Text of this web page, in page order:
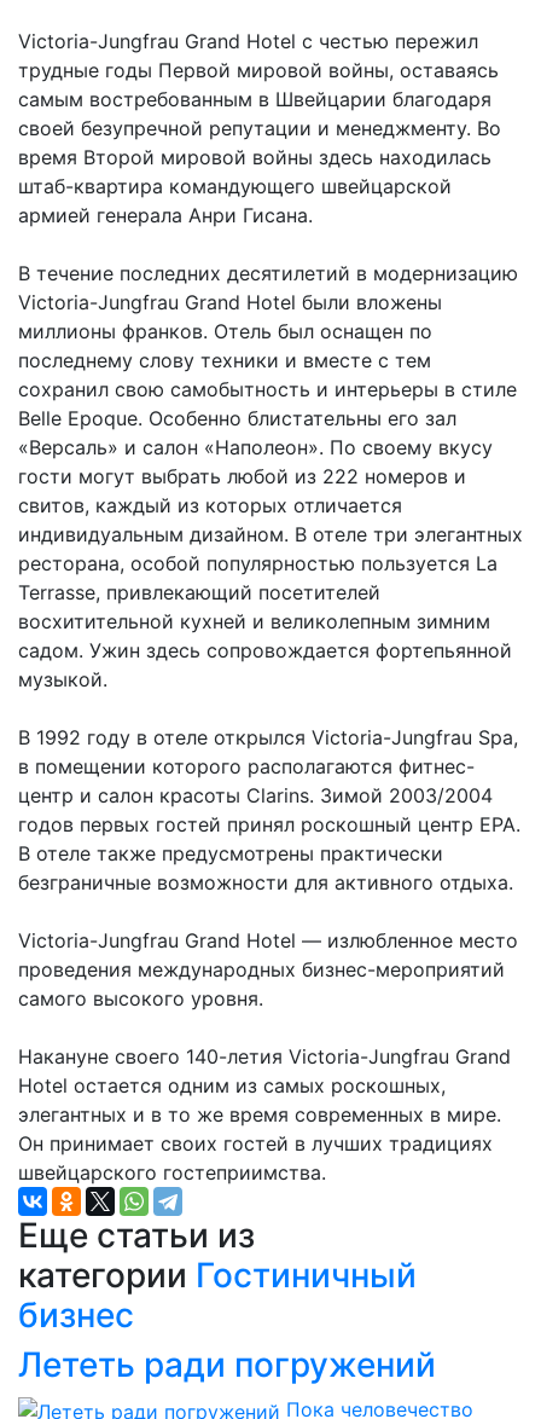
Victoria-Jungfrau Grand Hotel с честью пережил
трудные годы Первой мировой войны, оставаясь
самым востребованным в Швейцарии благодаря
своей безупречной репутации и менеджменту. Во
время Второй мировой войны здесь находилась
штаб-квартира командующего швейцарской
армией генерала Анри Гисана.
В течение последних десятилетий в модернизацию
Victoria-Jungfrau Grand Hotel были вложены
миллионы франков. Отель был оснащен по
последнему слову техники и вместе с тем
сохранил свою самобытность и интерьеры в стиле
Belle Epoque. Особенно блистательны его зал
«Версаль» и салон «Наполеон». По своему вкусу
гости могут выбрать любой из 222 номеров и
свитов, каждый из которых отличается
индивидуальным дизайном. В отеле три элегантных
ресторана, особой популярностью пользуется La
Terrasse, привлекающий посетителей
восхитительной кухней и великолепным зимним
садом. Ужин здесь сопровождается фортепьянной
музыкой.
В 1992 году в отеле открылся Victoria-Jungfrau Spa,
в помещении которого располагаются фитнес-
центр и салон красоты Clarins. Зимой 2003/2004
годов первых гостей принял роскошный центр EPA.
В отеле также предусмотрены практически
безграничные возможности для активного отдыха.
Victoria-Jungfrau Grand Hotel — излюбленное место
проведения международных бизнес-мероприятий
самого высокого уровня.
Накануне своего 140-летия Victoria-Jungfrau Grand
Hotel остается одним из самых роскошных,
элегантных и в то же время современных в мире.
Он принимает своих гостей в лучших традициях
швейцарского гостеприимства.
Еще статьи из
категории Гостиничный
бизнес
Лететь ради погружений
Пока человечество